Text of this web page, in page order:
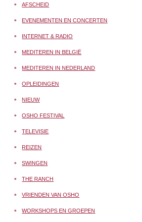
AFSCHEID
EVENEMENTEN EN CONCERTEN
INTERNET & RADIO
MEDITEREN IN BELGIË
MEDITEREN IN NEDERLAND
OPLEIDINGEN
NIEUW
OSHO FESTIVAL
TELEVISIE
REIZEN
SWINGEN
THE RANCH
VRIENDEN VAN OSHO
WORKSHOPS EN GROEPEN